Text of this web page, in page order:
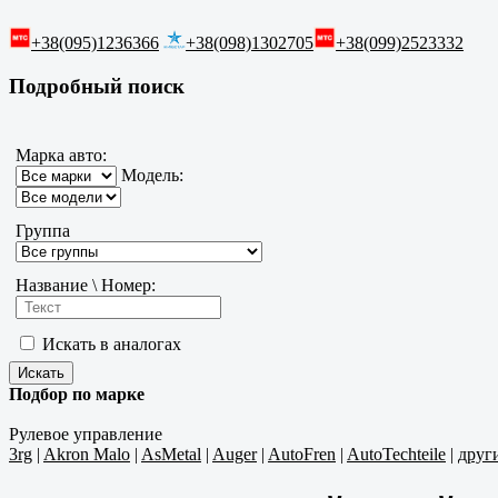
+38(095)1236366 +38(098)1302705 +38(099)2523332
Подробный поиск
Марка авто:
Модель:
Группа
Название \ Номер:
Искать в аналогах
Подбор по марке
Рулевое управление
3rg | Akron Malo | AsMetal | Auger| AutoFren | AutoTechteile |